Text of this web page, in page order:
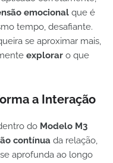
emocional que é
tempo, desafiante.
se aproximar mais,
explorar o que
a Interação
do Modelo M3
contínua da relação,
aprofunda ao longo